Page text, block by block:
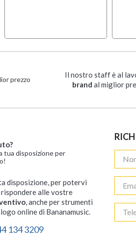
prezzo
Il nostro staff è al
brand al miglior
tua disposizione per
disposizione, per potervi
rispondere alle vostre
, anche per strumenti
online di Bananamusic.
134 3209